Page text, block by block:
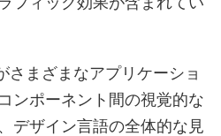
さまざまなアプリケーショ
ンポーネント間の視覚的な
デザイン言語の全体的な見